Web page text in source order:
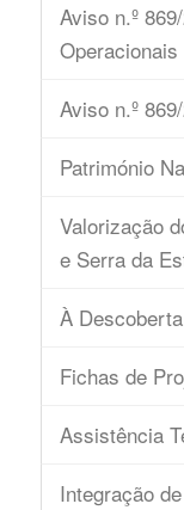
Aviso n.º
Operacionais
Aviso n.º
Património
Valorização
e Serra da
À
Fichas de
Assistência
Integração